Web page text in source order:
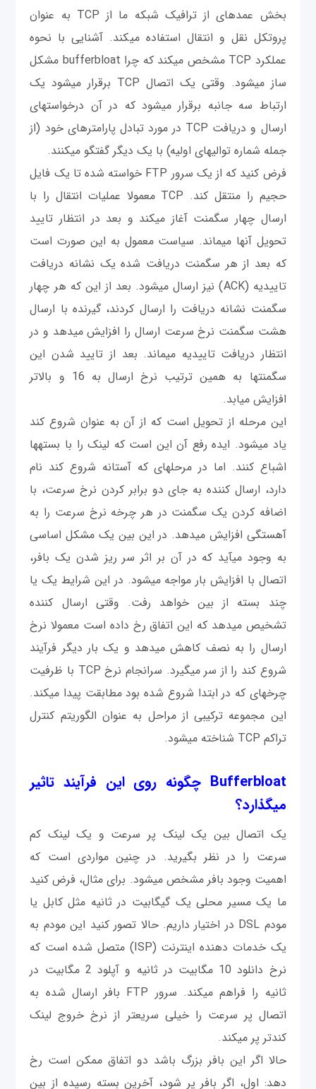
بخش عمده‎ای از ترافیک شبکه ما از TCP به عنوان
پروتکل نقل و انتقال استفاده می‎کند. آشنایی با نحوه
عملکرد TCP مشخص می‎کند که چرا bufferbloat مشکل
ساز می‎شود. وقتی یک اتصال TCP برقرار می‎شود یک
ارتباط سه جانبه برقرار می‎شود که در آن درخواست‎های
ارسال و دریافت TCP در مورد تبادل پارامترهای خود (از
جمله شماره توالی‎های اولیه) با یک دیگر گفتگو می‎کنند.
فرض کنید که از یک سرور FTP خواسته شده تا یک فایل
حجیم را منتقل کند. TCP معمولا عملیات انتقال را با
ارسال چهار سگمنت آغاز می‎کند و بعد در انتظار تایید
تحویل آنها می‎ماند. سیاست معمول به این صورت است
که بعد از هر سگمنت دریافت شده یک نشانه دریافت
تاییدیه (ACK) نیز ارسال می‎شود. بعد از این که هر چهار
سگمنت نشانه دریافت را ارسال کردند، گیرنده با ارسال
هشت سگمنت نرخ سرعت ارسال را افزایش می‎دهد و در
انتظار دریافت تاییدیه می‎ماند. بعد از تایید شدن این
سگمنت‎ها به همین ترتیب نرخ ارسال به 16 و بالاتر
افزایش میابد.
این مرحله از تحویل است که از آن به عنوان شروع کند
یاد می‎شود. ایده رفع آن این است که لینک را با بسته‎ها
اشباع کنند. اما در مرحله‎ای که آستانه شروع کند نام
دارد، ارسال کننده به جای دو برابر کردن نرخ سرعت، با
اضافه کردن یک سگمنت در هر چرخه نرخ سرعت را به
آهستگی افزایش می‎دهد. در این بین یک مشکل اساسی
به وجود می‎آید که در آن بر اثر سر ریز شدن یک بافر،
اتصال با افزایش بار مواجه می‎شود. در این شرایط یک یا
چند بسته از بین خواهد رفت. وقتی ارسال کننده
تشخیص می‎دهد که این اتفاق رخ داده است معمولا نرخ
ارسال را به نصف کاهش می‎دهد و یک بار دیگر فرآیند
شروع کند را از سر می‎گیرد. سرانجام نرخ TCP با ظرفیت
چرخه‎ای که در ابتدا شروع شده بود مطابقت پیدا می‎کند.
این مجموعه ترکیبی از مراحل به عنوان الگوریتم کنترل
تراکم TCP شناخته می‎شود.
Bufferbloat چگونه روی این فرآيند تاثیر
می‎گذارد؟
یک اتصال بین یک لینک پر سرعت و یک لینک کم
سرعت را در نظر بگیرید. در چنین مواردی است که
اهمیت وجود بافر مشخص می‎شود. برای مثال، فرض کنید
ما یک مسیر محلی یک گیگابیت در ثانیه مثل کابل یا
مودم DSL در اختیار داریم. حالا تصور کنید این مودم به
یک خدمات دهنده اینترنت (ISP) متصل شده است که
نرخ دانلود 10 مگابيت در ثانیه و آپلود 2 مگابیت در
ثانیه را فراهم می‎کند. سرور FTP بافر ارسال شده به
اتصال پر سرعت را خیلی سریع‎تر از نرخ خروج لینک
کندتر پر می‎کند.
حالا اگر این بافر بزرگ باشد دو اتفاق ممکن است رخ
دهد: اول، اگر بافر پر شود، آخرین بسته رسیده از بین